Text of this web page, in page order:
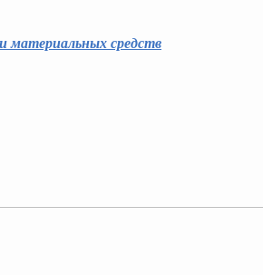
материальных средств